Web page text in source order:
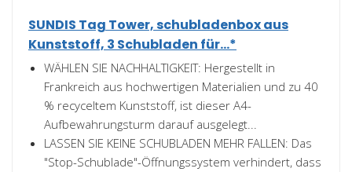
SUNDIS Tag Tower, schubladenbox aus
Kunststoff, 3 Schubladen für...*
WÄHLEN SIE NACHHALTIGKEIT: Hergestellt in
Frankreich aus hochwertigen Materialien und zu 40
% recyceltem Kunststoff, ist dieser A4-
Aufbewahrungsturm darauf ausgelegt...
LASSEN SIE KEINE SCHUBLADEN MEHR FALLEN: Das
"Stop-Schublade"-Öffnungssystem verhindert, dass